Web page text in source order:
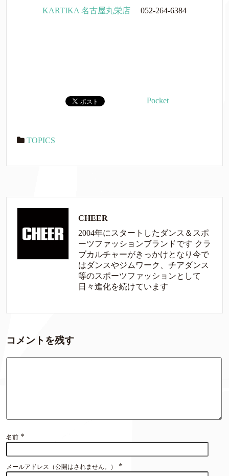
KARTIKA 名古屋丸栄店 052-264-6384
Pocket
TOPICS
CHEER
2004年にスタートしたダンス＆スポ
ーツファッションブランドです クラ
ブカルチャーがきっかけとなり今で
はダンスやジムワーク、チアダンス
等のスポーツファッションとして
日々進化を続けています
コメントを残す
名前 *
メールアドレス（公開はされません。） *